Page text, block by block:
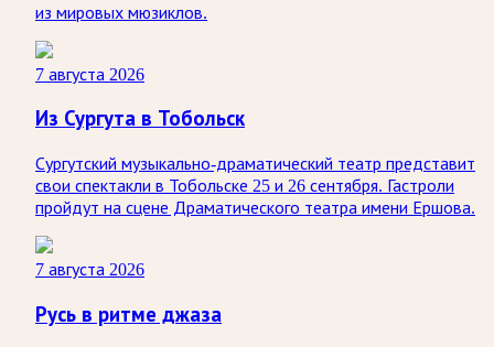
из мировых мюзиклов.
7 августа 2026
Из Сургута в Тобольск
Сургутский музыкально-драматический театр представит
свои спектакли в Тобольске 25 и 26 сентября. Гастроли
пройдут на сцене Драматического театра имени Ершова.
7 августа 2026
Русь в ритме джаза